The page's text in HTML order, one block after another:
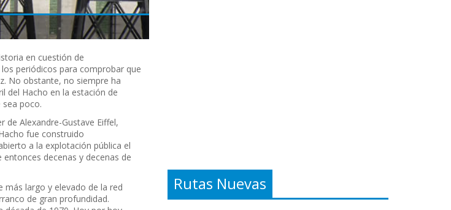
en cuestión de
periódicos para comprobar que
No obstante, no siempre ha
del Hacho en la estación de
sea poco.
de Alexandre-Gustave Eiffel,
fue construido
a la explotación pública el
decenas y decenas de
más largo y elevado de la red
de gran profundidad.
Rutas Nuevas